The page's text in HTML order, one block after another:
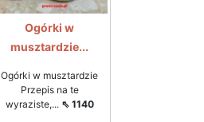
Ogórki w
musztardzie...
Ogórki w musztardzie
Przepis na te
wyraziste,... ⇖ 1140